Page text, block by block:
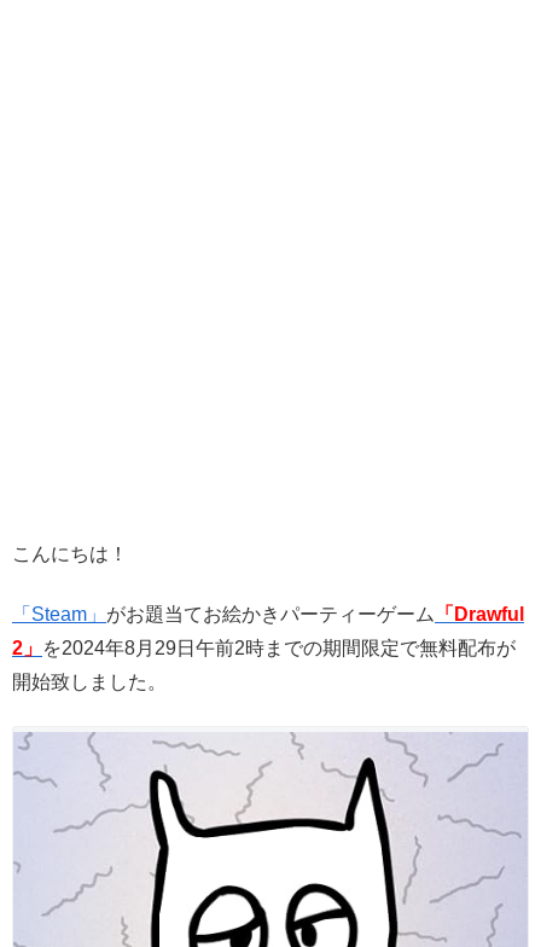
こんにちは！
「Steam」 がお題当てお絵かきパーティーゲーム
「Drawful
2」 を2024年8月29日午前2時までの期間限定で無料配布が
開始致しました。